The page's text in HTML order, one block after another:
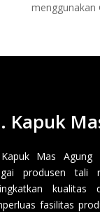
menggunakan
Kapuk
Mas Agung
produsen tali
fasilitas